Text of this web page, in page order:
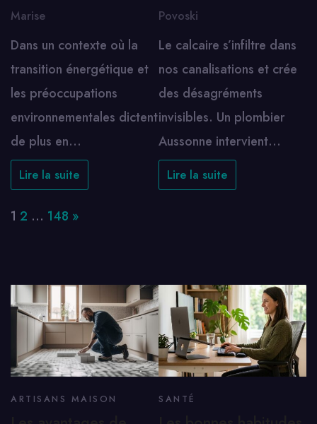
Marise
Dans un contexte où la
transition énergétique et
les préoccupations
environnementales dictent
de plus en…
Lire la suite
Povoski
Le calcaire s’infiltre dans
nos canalisations et crée
des désagréments
invisibles. Un plombier
Aussonne intervient…
Lire la suite
Page:
1 2 … 148 Next
»
ARTISANS MAISON SANTÉ